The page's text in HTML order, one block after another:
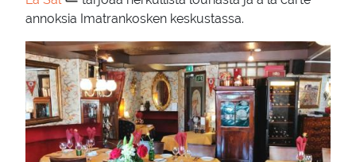
annoksia Imatrankosken keskustassa.